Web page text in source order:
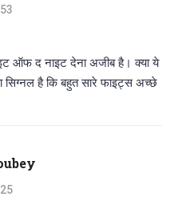
ऑफ द नाइट देना अजीब है। क्या ये
सिग्नल है कि बहुत सारे फाइट्स अच्छे